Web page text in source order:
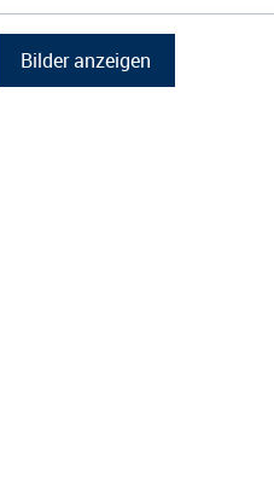
Logos/Wort-Bildmarke